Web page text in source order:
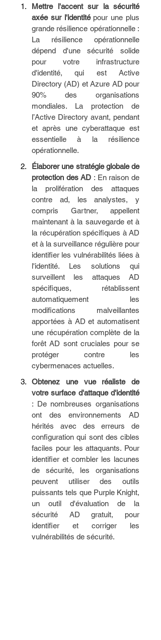
Mettre l'accent sur la sécurité
axée sur l'identité pour une plus
grande résilience opérationnelle :
La résilience opérationnelle
dépend d'une sécurité solide
pour votre infrastructure
d'identité, qui est Active
Directory (AD) et Azure AD pour
90% des organisations
mondiales. La protection de
l’Active Directory avant, pendant
et après une cyberattaque est
essentielle à la résilience
opérationnelle.
Élaborer une stratégie globale de
protection des AD : En raison de
la prolifération des attaques
contre ad, les analystes, y
compris Gartner, appellent
maintenant à la sauvegarde et à
la récupération spécifiques à AD
et à la surveillance régulière pour
identifier les vulnérabilités liées à
l'identité. Les solutions qui
surveillent les attaques AD
spécifiques, rétablissent
automatiquement les
modifications malveillantes
apportées à AD et automatisent
une récupération complète de la
forêt AD sont cruciales pour se
protéger contre les
cybermenaces actuelles.
Obtenez une vue réaliste de
votre surface d'attaque d'identité
: De nombreuses organisations
ont des environnements AD
hérités avec des erreurs de
configuration qui sont des cibles
faciles pour les attaquants. Pour
identifier et combler les lacunes
de sécurité, les organisations
peuvent utiliser des outils
puissants tels que Purple Knight,
un outil d'évaluation de la
sécurité AD gratuit, pour
identifier et corriger les
vulnérabilités de sécurité.